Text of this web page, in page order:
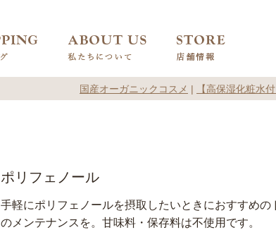
国産オーガニックコスメ | 【高保湿化粧水
ポリフェノール
手軽にポリフェノールを摂取したいときにおすすめ
のメンテナンスを。甘味料・保存料は不使用です。